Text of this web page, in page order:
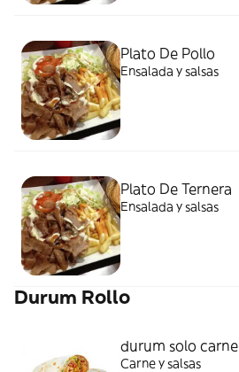
Plato De Pollo
Ensalada y salsas
Plato De Ternera
Ensalada y salsas
Durum Rollo
durum solo carne
Carne y salsas